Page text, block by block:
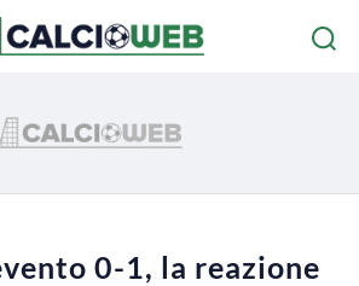
0-1, la reazione